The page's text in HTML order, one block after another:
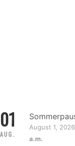
01
AUG.
August 1,
a.m.